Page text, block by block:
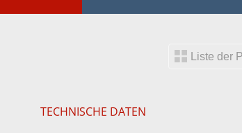
Liste der
TECHNISCHE DATEN